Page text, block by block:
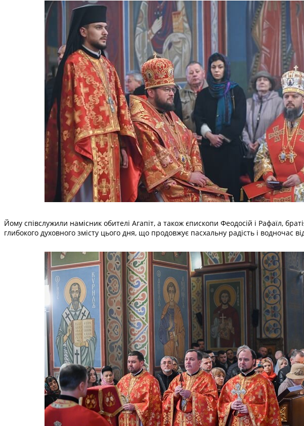
Йому співслужили намісник обителі Агапіт, а також єпископи Феодосій і Рафаїл,
глибокого духовного змісту цього дня, що продовжує пасхальну радість і водночас